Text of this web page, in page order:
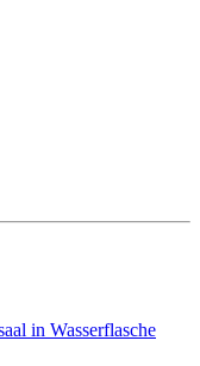
in Wasserflasche